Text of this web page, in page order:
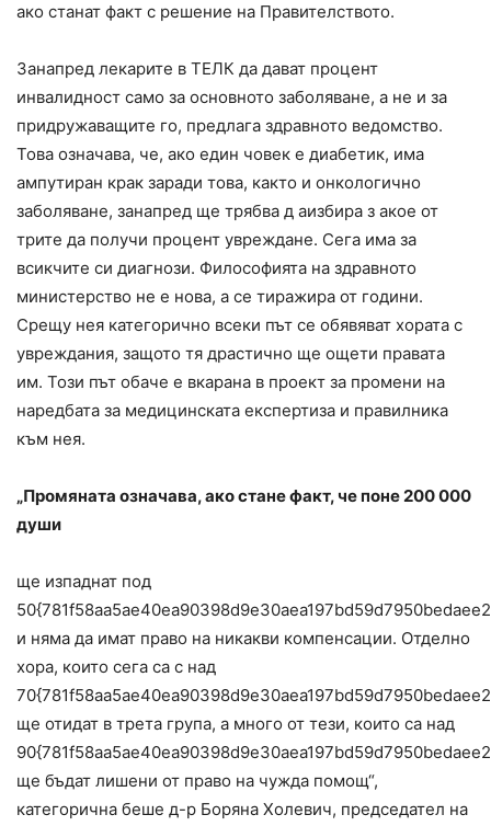
ако станат факт с решение на Правителството.
Занапред лекарите в ТЕЛК да дават процент
инвалидност само за основното заболяване, а не и за
придружаващите го, предлага здравното ведомство.
Това означава, че, ако един човек е диабетик, има
ампутиран крак заради това, както и онкологично
заболяване, занапред ще трябва д аизбира з акое от
трите да получи процент увреждане. Сега има за
всикчите си диагнози. Философията на здравното
министерство не е нова, а се тиражира от години.
Срещу нея категорично всеки път се обявяват хората с
увреждания, защото тя драстично ще ощети правата
им. Този път обаче е вкарана в проект за промени на
наредбата за медицинската експертиза и правилника
към нея.
„Промяната означава, ако стане факт, че поне 200 000
души
ще изпаднат под
и няма да имат право на никакви компенсации. Отделно
хора, които сега са с над
ще отидат в трета група, а много от тези, които са над
ще бъдат лишени от право на чужда помощ“,
категорична беше д-р Боряна Холевич, председател на